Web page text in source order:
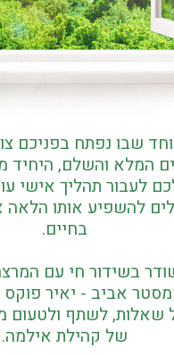
שבו נפתח בפניכם
המלא והשלם, היחיד
לעבור תהליך אישי
להשפיע אותו
בחיים.
בשידור חי עם
אביב - יאיר פוקס
שאלות, לשתף ולטעום
של קהילת אילמה.